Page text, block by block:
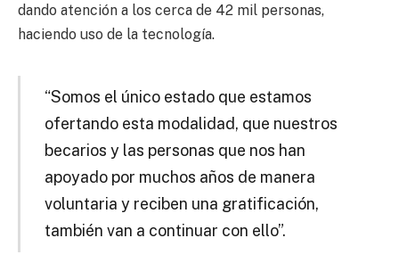
dando atención a los cerca de 42 mil personas,
haciendo uso de la tecnología.
“Somos el único estado que estamos
ofertando esta modalidad, que nuestros
becarios y las personas que nos han
apoyado por muchos años de manera
voluntaria y reciben una gratificación,
también van a continuar con ello”.